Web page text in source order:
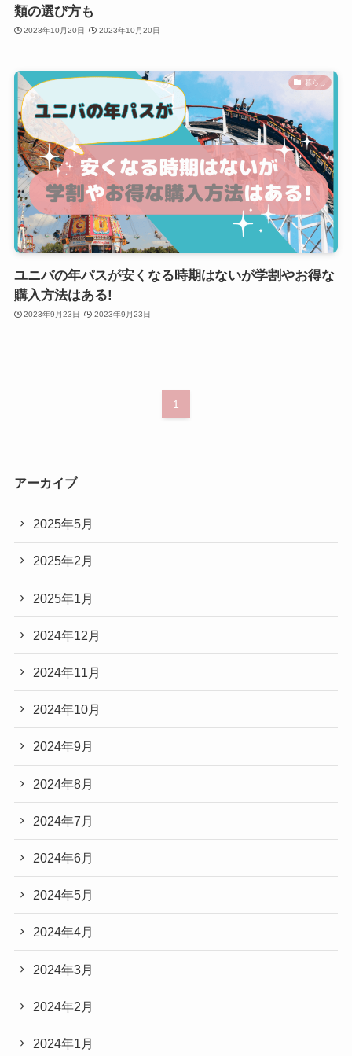
類の選び方も
2023年10月20日 2023年10月20日
暮らし
ユニバの年パスが安くなる時期はないが学割やお得な
購入方法はある!
2023年9月23日 2023年9月23日
1
アーカイブ
2025年5月
2025年2月
2025年1月
2024年12月
2024年11月
2024年10月
2024年9月
2024年8月
2024年7月
2024年6月
2024年5月
2024年4月
2024年3月
2024年2月
2024年1月